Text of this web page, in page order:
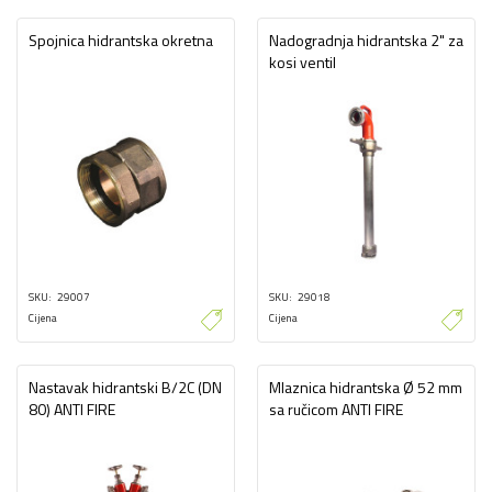
Spojnica hidrantska okretna
SKU 29007
Cijena
Nadogradnja hidrantska 2" za
kosi ventil
SKU 29018
Cijena
Nastavak hidrantski B/2C (DN
80) ANTI FIRE
Mlaznica hidrantska Ø 52 mm
sa ručicom ANTI FIRE